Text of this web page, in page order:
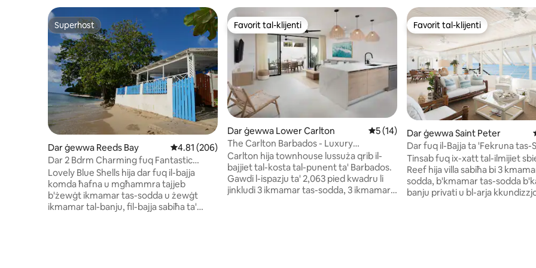
Superhost
Superhost
Dar ġewwa Reeds Bay Rating medju ta' 4.81 minn 5, skont dan-numru ta' reviews: 206
4.81 (206)
Dar 2 Bdrm Charming fuq Fantastic
Beach
Lovely Blue Shells hija dar fuq il-bajja
komda ħafna u mgħammra tajjeb
b'żewġt ikmamar tas-sodda u żewġt
ikmamar tal-banju, fil-bajja sabiħa ta'
Favorit tal-klijenti
Favorit tal-klijenti
Dar ġewwa Lower Carlton Rating medju ta' 5 minn 5, skont dan-
5 (14)
The Carlton Barbados - Luxury
Townhouse għall-Kiri
Carlton hija townhouse lussuża qrib il-
bajjiet tal-kosta tal-punent ta' Barbados.
Gawdi l-ispazju ta' 2,063 pied kwadru li
jinkludi 3 ikmamar tas-sodda, 3 ikmamar
Favorit tal-klijenti
Favorit tal-klijenti
Dar ġewwa Saint Peter
Dar fuq il-Bajja ta 'Fekruna tas-
Tinsab fuq ix-xatt tal-ilmijiet
Reef hija villa sabiħa bi 3
sodda, b'kmamar tas-sodda
banju privati u bl-arja